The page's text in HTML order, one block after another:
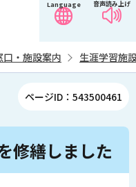
音声読み上げ
Language
口・施設案内 生涯学習施
ページID：543500461
修繕しました